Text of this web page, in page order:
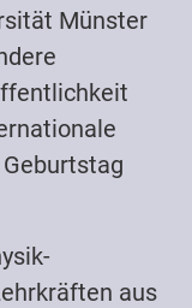
Münster
aus